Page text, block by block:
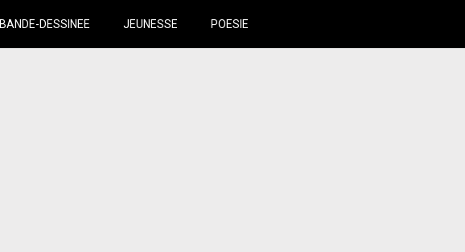
BANDE-DESSINEE JEUNESSE POESIE